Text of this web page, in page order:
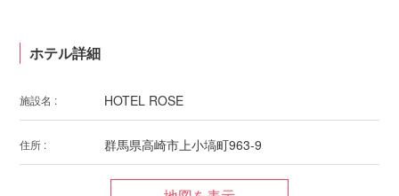
ホテル詳細
施設名 : HOTEL ROSE
住所 : 群馬県高崎市上小塙町963-9